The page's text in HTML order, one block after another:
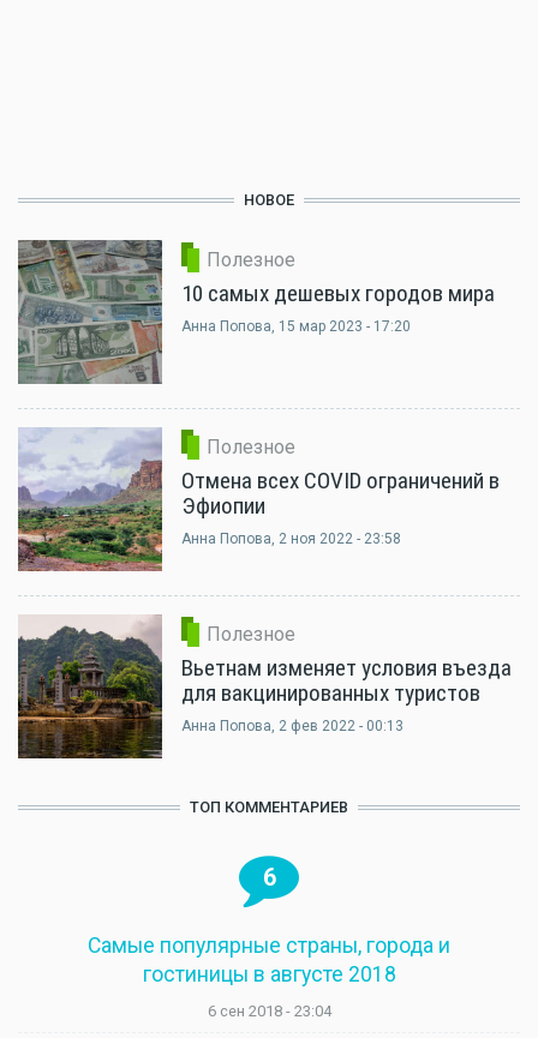
НОВОЕ
Полезное
10 самых дешевых городов мира
Анна Попова, 15 мар 2023 - 17:20
Полезное
Отмена всех COVID ограничений в
Эфиопии
Анна Попова, 2 ноя 2022 - 23:58
Полезное
Вьетнам изменяет условия въезда
для вакцинированных туристов
Анна Попова, 2 фев 2022 - 00:13
ТОП КОММЕНТАРИЕВ
6
Самые популярные страны, города и
гостиницы в августе 2018
6 сен 2018 - 23:04